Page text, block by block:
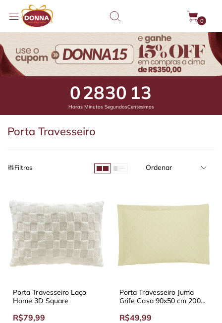
0
0
Horas
28
Minutos
29
Segundos
56
Centésimos
Porta Travesseiro
Filtros Ordenar
Porta Travesseiro Laço
Home 3D Square
R$79,99
Porta Travesseiro Juma
Grife Casa 90x50 cm 200
R$49,99